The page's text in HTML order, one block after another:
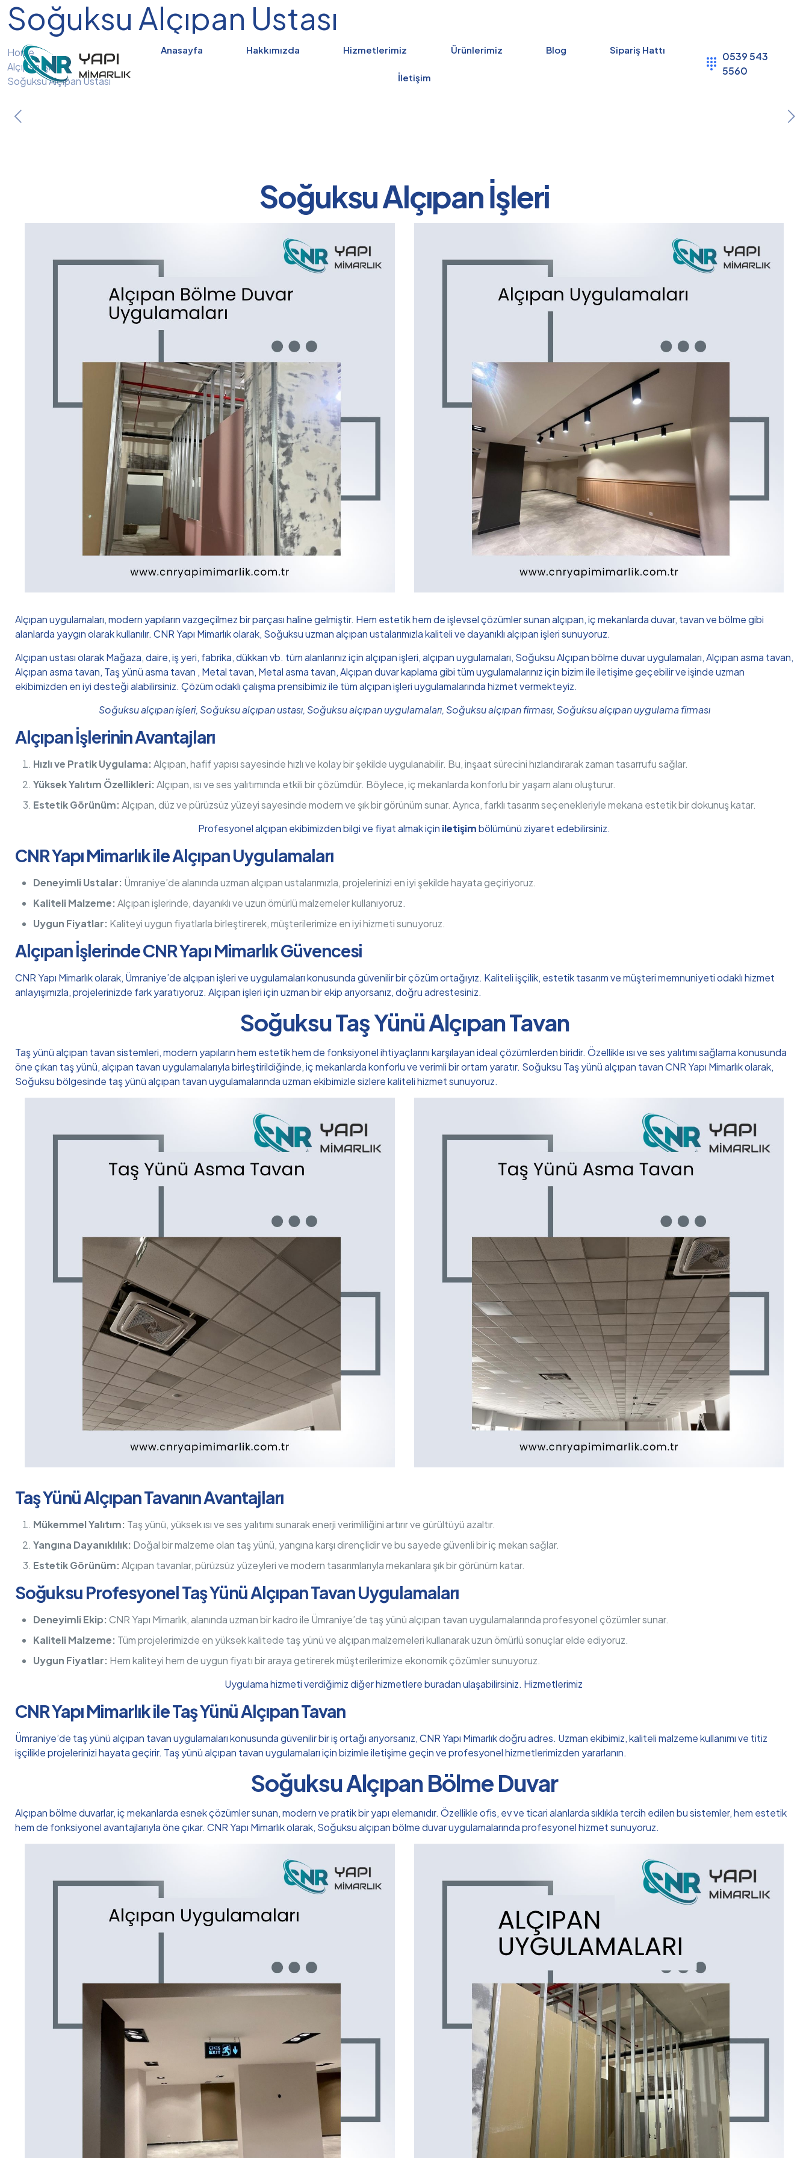
Anasayfa Hakkımızda Hizmetlerimiz Ürünlerimiz Blog Sipariş Hattı
İletişim
0539 543
5560
Soğuksu Alçıpan Ustası
Home
Alçıpan İşleri
Soğuksu Alçıpan Ustası
Soğuksu Alçıpan İşleri
Alçıpan uygulamaları, modern yapıların vazgeçilmez bir parçası haline gelmiştir. Hem estetik hem de işlevsel çözümler sunan alçıpan, iç mekanlarda duvar, tavan ve bölme gibi
alanlarda yaygın olarak kullanılır. CNR Yapı Mimarlık olarak, Soğuksu uzman alçıpan ustalarımızla kaliteli ve dayanıklı alçıpan işleri sunuyoruz.
Alçıpan ustası olarak Mağaza, daire, iş yeri, fabrika, dükkan vb. tüm alanlarınız için alçıpan işleri, alçıpan uygulamaları, Soğuksu Alçıpan bölme duvar uygulamaları, Alçıpan asma tavan,
Alçıpan asma tavan, Taş yünü asma tavan , Metal tavan, Metal asma tavan, Alçıpan duvar kaplama gibi tüm uygulamalarınız için bizim ile iletişime geçebilir ve işinde uzman
ekibimizden en iyi desteği alabilirsiniz. Çözüm odaklı çalışma prensibimiz ile tüm alçıpan işleri uygulamalarında hizmet vermekteyiz.
Soğuksu alçıpan işleri, Soğuksu alçıpan ustası, Soğuksu alçıpan uygulamaları, Soğuksu alçıpan firması, Soğuksu alçıpan uygulama firması
Alçıpan İşlerinin Avantajları
Hızlı ve Pratik Uygulama:Alçıpan, hafif yapısı sayesinde hızlı ve kolay bir şekilde uygulanabilir. Bu, inşaat sürecini hızlandırarak zaman tasarrufu sağlar.
Yüksek Yalıtım Özellikleri:Alçıpan, ısı ve ses yalıtımında etkili bir çözümdür. Böylece, iç mekanlarda konforlu bir yaşam alanı oluşturur.
Estetik Görünüm:Alçıpan, düz ve pürüzsüz yüzeyi sayesinde modern ve şık bir görünüm sunar. Ayrıca, farklı tasarım seçenekleriyle mekana estetik bir dokunuş katar.
Profesyonel alçıpan ekibimizden bilgi ve fiyat almak için iletişim bölümünü ziyaret edebilirsiniz.
CNR Yapı Mimarlık ile Alçıpan Uygulamaları
Deneyimli Ustalar: Ümraniye’de alanında uzman alçıpan ustalarımızla, projelerinizi en iyi şekilde hayata geçiriyoruz.
Kaliteli Malzeme:Alçıpan işlerinde, dayanıklı ve uzun ömürlü malzemeler kullanıyoruz.
Uygun Fiyatlar: Kaliteyi uygun fiyatlarla birleştirerek, müşterilerimize en iyi hizmeti sunuyoruz.
Alçıpan İşlerinde CNR Yapı Mimarlık Güvencesi
CNR Yapı Mimarlık olarak, Ümraniye’de alçıpan işleri ve uygulamaları konusunda güvenilir bir çözüm ortağıyız. Kaliteli işçilik, estetik tasarım ve müşteri memnuniyeti odaklı hizmet
anlayışımızla, projelerinizde fark yaratıyoruz. Alçıpan işleri için uzman bir ekip arıyorsanız, doğru adrestesiniz.
Soğuksu Taş Yünü Alçıpan Tavan
Taş yünü alçıpan tavan sistemleri, modern yapıların hem estetik hem de fonksiyonel ihtiyaçlarını karşılayan ideal çözümlerden biridir. Özellikle ısı ve ses yalıtımı sağlama konusunda
öne çıkan taş yünü, alçıpan tavan uygulamalarıyla birleştirildiğinde, iç mekanlarda konforlu ve verimli bir ortam yaratır. Soğuksu Taş yünü alçıpan tavan CNR Yapı Mimarlık olarak,
Soğuksu bölgesinde taş yünü alçıpan tavan uygulamalarında uzman ekibimizle sizlere kaliteli hizmet sunuyoruz.
Taş Yünü Alçıpan Tavanın Avantajları
Mükemmel Yalıtım: Taş yünü, yüksek ısı ve ses yalıtımı sunarak enerji verimliliğini artırır ve gürültüyü azaltır.
Yangına Dayanıklılık: Doğal bir malzeme olan taş yünü, yangına karşı dirençlidir ve bu sayede güvenli bir iç mekan sağlar.
Estetik Görünüm:Alçıpan tavanlar, pürüzsüz yüzeyleri ve modern tasarımlarıyla mekanlara şık bir görünüm katar.
Soğuksu Profesyonel Taş Yünü Alçıpan Tavan Uygulamaları
Deneyimli Ekip:CNR Yapı Mimarlık, alanında uzman bir kadro ile Ümraniye’de taş yünü alçıpan tavan uygulamalarında profesyonel çözümler sunar.
Kaliteli Malzeme: Tüm projelerimizde en yüksek kalitede taş yünü ve alçıpan malzemeleri kullanarak uzun ömürlü sonuçlar elde ediyoruz.
Uygun Fiyatlar: Hem kaliteyi hem de uygun fiyatı bir araya getirerek müşterilerimize ekonomik çözümler sunuyoruz.
Uygulama hizmeti verdiğimiz diğer hizmetlere buradan ulaşabilirsiniz. Hizmetlerimiz
CNR Yapı Mimarlık ile Taş Yünü Alçıpan Tavan
Ümraniye’de taş yünü alçıpan tavan uygulamaları konusunda güvenilir bir iş ortağı arıyorsanız, CNR Yapı Mimarlık doğru adres. Uzman ekibimiz, kaliteli malzeme kullanımı ve titiz
işçilikle projelerinizi hayata geçirir. Taş yünü alçıpan tavan uygulamaları için bizimle iletişime geçin ve profesyonel hizmetlerimizden yararlanın.
Soğuksu Alçıpan Bölme Duvar
Alçıpan bölme duvarlar, iç mekanlarda esnek çözümler sunan, modern ve pratik bir yapı elemanıdır. Özellikle ofis, ev ve ticari alanlarda sıklıkla tercih edilen bu sistemler, hem estetik
hem de fonksiyonel avantajlarıyla öne çıkar. CNR Yapı Mimarlık olarak, Soğuksu alçıpan bölme duvar uygulamalarında profesyonel hizmet sunuyoruz.